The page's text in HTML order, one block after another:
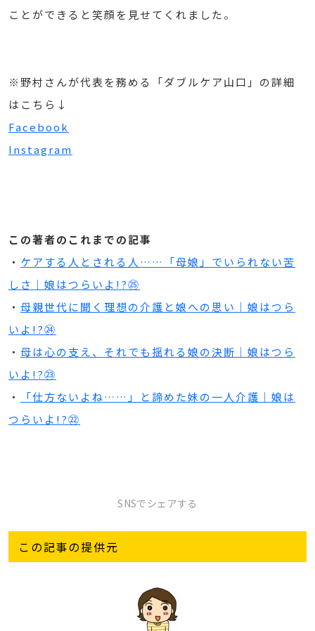
ことができると笑顔を見せてくれました。
※野村さんが代表を務める「ダブルケア山口」の詳細
はこちら↓
Facebook
Instagram
この著者のこれまでの記事
・ ケアする人とされる人……「母娘」でいられない苦
しさ｜娘はつらいよ!?㉕
・ 母親世代に聞く理想の介護と娘への思い｜娘はつら
いよ!?㉔
・ 母は心の支え、それでも揺れる娘の決断｜娘はつら
いよ!?㉓
・
「仕方ないよね……」と諦めた妹の一人介護｜娘は
つらいよ!?㉒
SNSでシェアする
この記事の提供元